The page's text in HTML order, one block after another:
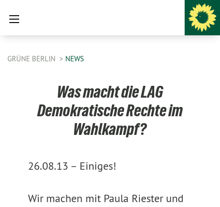
GRÜNE BERLIN NEWS
Was macht die LAG
Demokratische Rechte im
Wahlkampf?
26.08.13 – Einiges!
Wir machen mit Paula Riester und